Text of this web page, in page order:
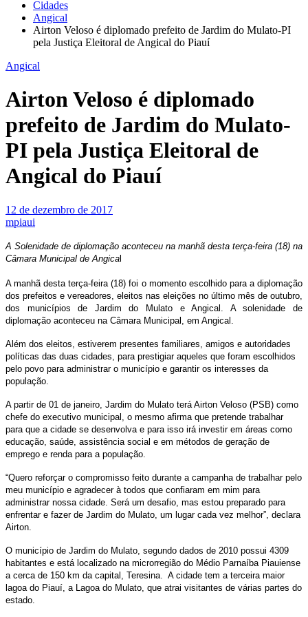
Cidades
Angical
Airton Veloso é diplomado prefeito de Jardim do Mulato-PI
pela Justiça Eleitoral de Angical do Piauí
Angical
Airton Veloso é diplomado
prefeito de Jardim do Mulato-
PI pela Justiça Eleitoral de
Angical do Piauí
12 de dezembro de 2017
mpiaui
A Solenidade de diplomação aconteceu na manhã desta terça-feira (18) na
Câmara Municipal de Angica
A manhã desta terça-feira (18) foi o momento escolhido para a diplomação
dos prefeitos e vereadores, eleitos nas eleições no último mês de outubro,
dos municípios de Jardim do Mulato e Angical. A solenidade de
diplomação aconteceu na Câmara Municipal, em Angical.
Além dos eleitos, estiverem presentes familiares, amigos e autoridades
políticas das duas cidades, para prestigiar aqueles que foram escolhidos
pelo povo para administrar o município e garantir os interesses da
população.
A partir de 01 de janeiro, Jardim do Mulato terá Airton Veloso (PSB) como
chefe do executivo municipal, o mesmo afirma que pretende trabalhar
para que a cidade se desenvolva e para isso irá investir em áreas como
educação, saúde, assistência social e em métodos de geração de
emprego e renda para a população.
“Quero reforçar o compromisso feito durante a campanha de trabalhar pelo
meu município e agradecer à todos que confiaram em mim para
administrar nossa cidade. Será um desafio, mas estou preparado para
enfrentar e fazer de Jardim do Mulato, um lugar cada vez melhor”, declara
Airton.
O município de Jardim do Mulato, segundo dados de 2010 possui 4309
habitantes e está localizado na microrregião do Médio Parnaíba Piauiense
a cerca de 150 km da capital, Teresina. A cidade tem a terceira maior
lagoa do Piauí, a Lagoa do Mulato, que atrai visitantes de várias partes do
estado.